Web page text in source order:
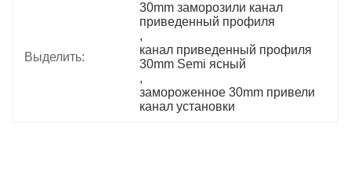
Выделить:
30mm заморозили канал
приведенный профиля
,
канал приведенный профиля
30mm Semi ясный
,
замороженное 30mm привели
канал установки